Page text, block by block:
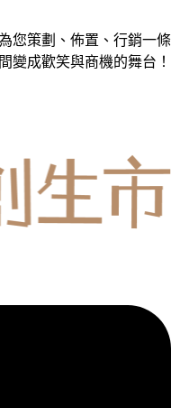
您策劃、佈置、行銷一條
變成歡笑與商機的舞台！